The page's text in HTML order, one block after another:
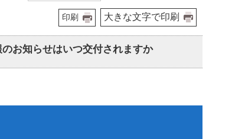
印刷 大きな文字で印刷
お知らせはいつ交付されますか